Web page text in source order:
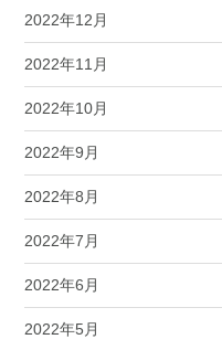
2022年12月
2022年11月
2022年10月
2022年9月
2022年8月
2022年7月
2022年6月
2022年5月